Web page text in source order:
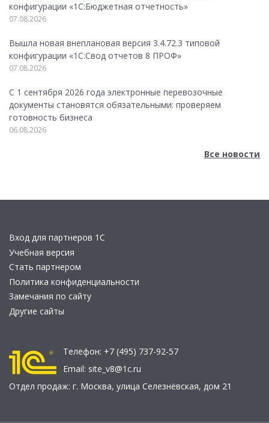
конфигурации «1C:Бюджетная отчетность»
07.08.2026
Вышла новая внеплановая версия 3.4.72.3 типовой
конфигурации «1C:Свод отчетов 8 ПРОФ»
07.08.2026
С 1 сентября 2026 года электронные перевозочные
документы становятся обязательными: проверяем
готовность бизнеса
06.08.2026
Все новости
Вход для партнеров 1С
Учебная версия
Стать партнером
Политика конфиденциальности
Замечания по сайту
Другие сайты
Телефон: +7 (495) 737-92-57
Email: site_v8@1c.ru
Отдел продаж: г. Москва, улица Селезнёвская, дом 21